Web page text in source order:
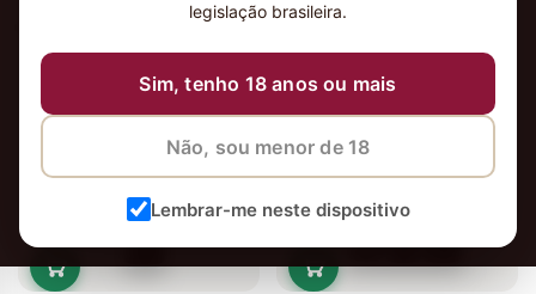
legislação brasileira.
Sim, tenho 18 anos ou mais
Não, sou menor de 18
Lembrar-me neste dispositivo